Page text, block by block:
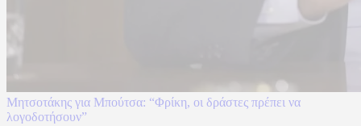
Μητσοτάκης για Μπούτσα: “Φρίκη, οι δράστες πρέπει να
λογοδοτήσουν”